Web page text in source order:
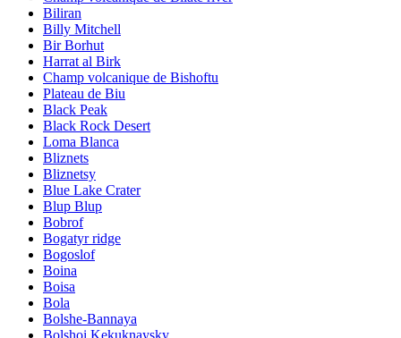
Biliran
Billy Mitchell
Bir Borhut
Harrat al Birk
Champ volcanique de Bishoftu
Plateau de Biu
Black Peak
Black Rock Desert
Loma Blanca
Bliznets
Bliznetsy
Blue Lake Crater
Blup Blup
Bobrof
Bogatyr ridge
Bogoslof
Boina
Boisa
Bola
Bolshe-Bannaya
Bolshoi Kekuknaysky